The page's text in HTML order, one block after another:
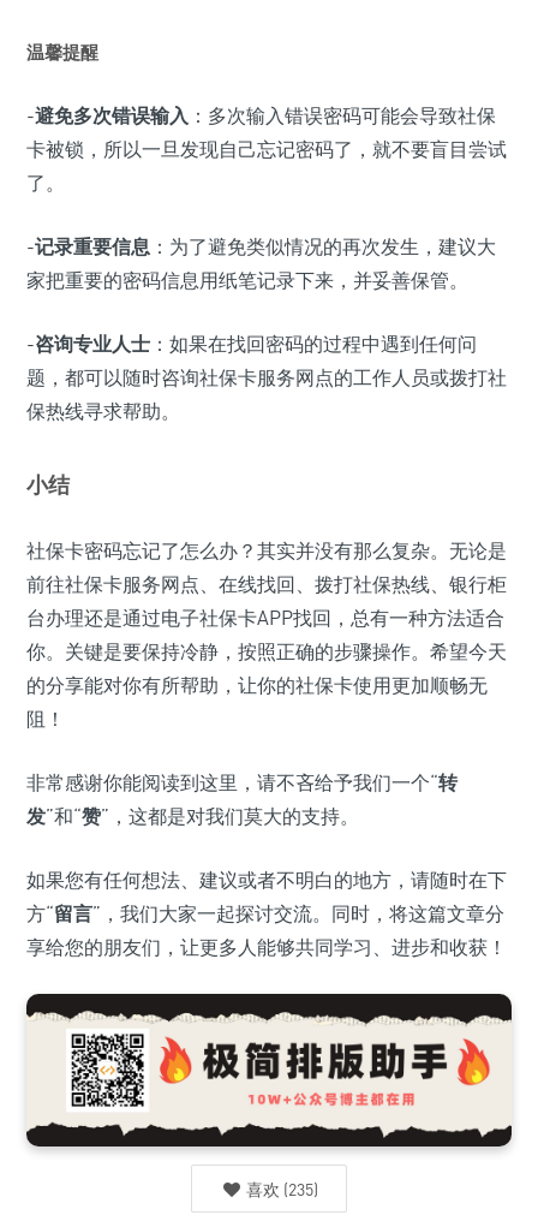
温馨提醒
-避免多次错误输入 ：多次输入错误密码可能会导致社保
卡被锁，所以一旦发现自己忘记密码了，就不要盲目尝试
了。
-记录重要信息 ：为了避免类似情况的再次发生，建议大
家把重要的密码信息用纸笔记录下来，并妥善保管。
-咨询专业人士 ：如果在找回密码的过程中遇到任何问
题，都可以随时咨询社保卡服务网点的工作人员或拨打社
保热线寻求帮助。
小结
社保卡密码忘记了怎么办？其实并没有那么复杂。无论是
前往社保卡服务网点、在线找回、拨打社保热线、银行柜
台办理还是通过电子社保卡APP找回，总有一种方法适合
你。关键是要保持冷静，按照正确的步骤操作。希望今天
的分享能对你有所帮助，让你的社保卡使用更加顺畅无
阻！
非常感谢你能阅读到这里，请不吝给予我们一个“转
发”和“赞”，这都是对我们莫大的支持。
如果您有任何想法、建议或者不明白的地方，请随时在下
方“留言”，我们大家一起探讨交流。同时，将这篇文章分
享给您的朋友们，让更多人能够共同学习、进步和收获！
喜欢 (235)